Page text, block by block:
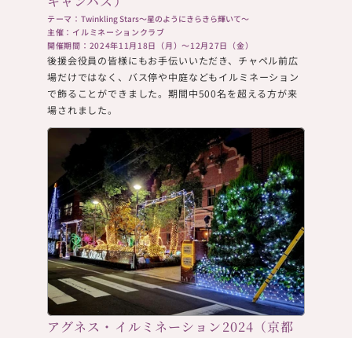
テーマ： Twinkling Stars～星のようにきらきら輝いて～
主催：イルミネーションクラブ
開催期間：2024年11月18日（月）～12月27日（金）
後援会役員の皆様にもお手伝いいただき、チャペル前広
場だけではなく、バス停や中庭などもイルミネーション
で飾ることができました。期間中500名を超える方が来
場されました。
アグネス・イルミネーション2024（京都